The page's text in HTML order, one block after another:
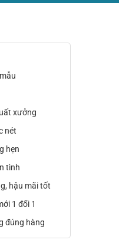
xưởng
nét
hẹn
tình
hậu mãi tốt
1 đổi 1
đúng hàng